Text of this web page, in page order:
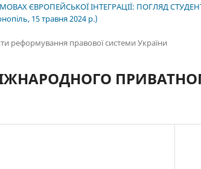
ЄВРОПЕЙСЬКОЇ ІНТЕГРАЦІЇ: ПОГЛЯД
15 травня 2024 р.)
реформування правової системи України